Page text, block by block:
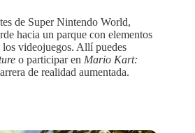
de Super Nintendo World,
hacia un parque con elementos
videojuegos. Allí puedes
o participar en Mario Kart:
de realidad aumentada.